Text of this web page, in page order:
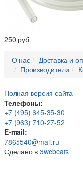
250 руб
О нас Доставка и
Производители
Полная версия сайта
Телефоны:
+7 (495) 645-35-30
+7 (963) 710-27-52
E-mail:
7865540@mail.ru
Сделано в 3webcats